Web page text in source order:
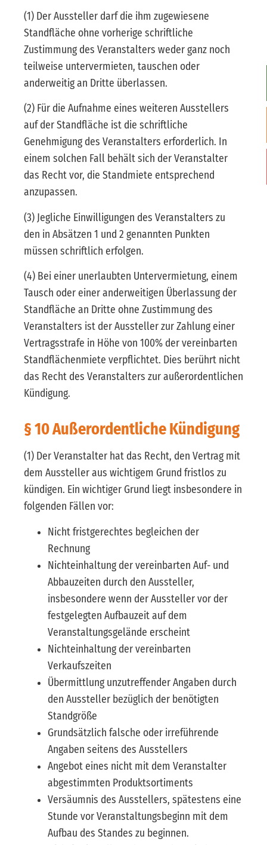
(1) Der Aussteller darf die ihm zugewiesene
Standfläche ohne vorherige schriftliche
Zustimmung des Veranstalters weder ganz noch
teilweise untervermieten, tauschen oder
anderweitig an Dritte überlassen.
(2) Für die Aufnahme eines weiteren Ausstellers
auf der Standfläche ist die schriftliche
Genehmigung des Veranstalters erforderlich. In
einem solchen Fall behält sich der Veranstalter
das Recht vor, die Standmiete entsprechend
anzupassen.
(3) Jegliche Einwilligungen des Veranstalters zu
den in Absätzen 1 und 2 genannten Punkten
müssen schriftlich erfolgen.
(4) Bei einer unerlaubten Untervermietung, einem
Tausch oder einer anderweitigen Überlassung der
Standfläche an Dritte ohne Zustimmung des
Veranstalters ist der Aussteller zur Zahlung einer
Vertragsstrafe in Höhe von 100% der vereinbarten
Standflächenmiete verpflichtet. Dies berührt nicht
das Recht des Veranstalters zur außerordentlichen
Kündigung.
§ 10 Außerordentliche Kündigung
(1) Der Veranstalter hat das Recht, den Vertrag mit
dem Aussteller aus wichtigem Grund fristlos zu
kündigen. Ein wichtiger Grund liegt insbesondere in
folgenden Fällen vor:
Nicht fristgerechtes begleichen der
Rechnung
Nichteinhaltung der vereinbarten Auf- und
Abbauzeiten durch den Aussteller,
insbesondere wenn der Aussteller vor der
festgelegten Aufbauzeit auf dem
Veranstaltungsgelände erscheint
Nichteinhaltung der vereinbarten
Verkaufszeiten
Übermittlung unzutreffender Angaben durch
den Aussteller bezüglich der benötigten
Standgröße
Grundsätzlich falsche oder irreführende
Angaben seitens des Ausstellers
Angebot eines nicht mit dem Veranstalter
abgestimmten Produktsortiments
Versäumnis des Ausstellers, spätestens eine
Stunde vor Veranstaltungsbeginn mit dem
Aufbau des Standes zu beginnen.